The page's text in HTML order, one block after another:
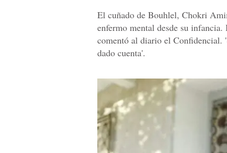
El cuñado de Bouhlel, Chokri
enfermo mental desde su
comentó al diario el Confidencial.
dado cuenta'.